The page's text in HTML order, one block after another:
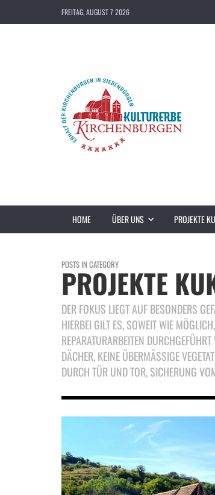
FREITAG, AUGUST 7 2026
HOME ÜBER UNS PROJEKTE
POSTS IN CATEGORY
PROJEKTE
DER FOKUS LIEGT AUF BESONDERS
HIERBEI GILT ES, SOWEIT WIE
EPARATURARBEITEN DURCHGEFÜHRT
ÄCHER, KEINE ÜBERMÄSSIGE
RCH TÜR UND TOR, SICHERUNG